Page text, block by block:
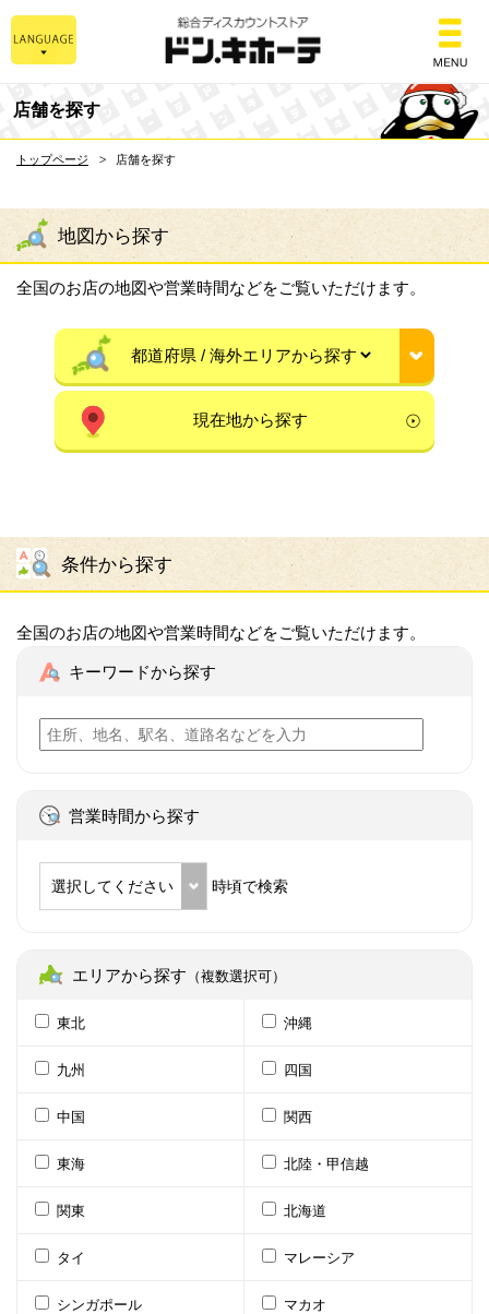
総合ディスカウント
店舗を探す
トップページ 店舗を探す
地図から探す
全国のお店の地図や営業時間などをご覧いただけます。
現在地から探す
条件から探す
全国のお店の地図や営業時間などをご覧いただけます。
キーワードから探す
営業時間から探す
選択してください 時頃で検索
エリアから探す （複数選択可）
東北 沖縄
九州 四国
中国 関西
東海 北陸・甲信越
関東 北海道
タイ マレーシア
シンガポール マカオ